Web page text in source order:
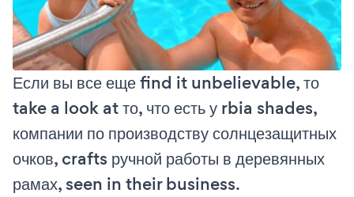
Если вы все еще find it unbelievable, то
take a look at то, что есть у rbia shades,
компании по производству солнцезащитных
очков, crafts ручной работы в деревянных
рамах, seen in their business.